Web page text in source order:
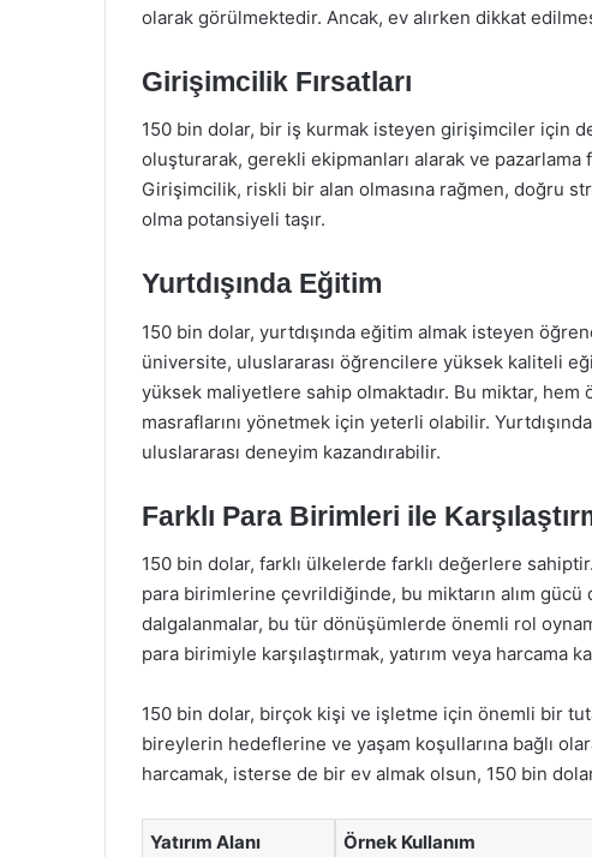
olarak görülmektedir. Ancak, ev alırken dikkat
Girişimcilik Fırsatları
150 bin dolar, bir iş kurmak isteyen girişimciler için
oluşturarak, gerekli ekipmanları alarak ve
Girişimcilik, riskli bir alan olmasına rağmen, doğru
olma potansiyeli taşır.
Yurtdışında Eğitim
150 bin dolar, yurtdışında eğitim almak isteyen
üniversite, uluslararası öğrencilere yüksek kaliteli
yüksek maliyetlere sahip olmaktadır. Bu miktar,
masraflarını yönetmek için yeterli olabilir.
uluslararası deneyim kazandırabilir.
Farklı Para Birimleri ile
150 bin dolar, farklı ülkelerde farklı değerlere
para birimlerine çevrildiğinde, bu miktarın alım
dalgalanmalar, bu tür dönüşümlerde önemli rol
para birimiyle karşılaştırmak, yatırım veya harcama
150 bin dolar, birçok kişi ve işletme için önemli bir
bireylerin hedeflerine ve yaşam koşullarına bağlı
harcamak, isterse de bir ev almak olsun, 150 bin
Yatırım Alanı Örnek Kullanım